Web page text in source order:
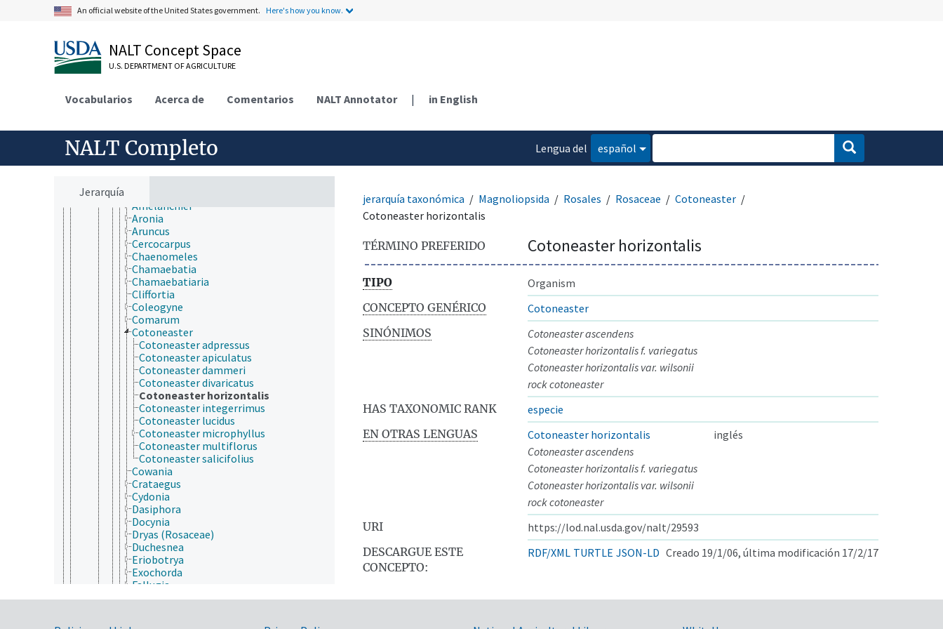
An official website of the United States government. Here's how you know.
NALT Concept Space
U.S. DEPARTMENT OF AGRICULTURE
Vocabularios Acerca de Comentarios NALT Annotator | in English
NALT Completo
Lengua del
español
Jerarquía
Polygalales
Rosales
Barbeyaceae
Elaeagnaceae
Rhamnaceae
Rosaceae
Acaena
Adenostoma
Agrimonia
Amelanchier
Aronia
Aruncus
Cercocarpus
Chaenomeles
Chamaebatia
Chamaebatiaria
Cliffortia
Coleogyne
Comarum
Cotoneaster
Cotoneaster adpressus
Cotoneaster apiculatus
Cotoneaster dammeri
Cotoneaster divaricatus
Cotoneaster horizontalis
Cotoneaster integerrimus
Cotoneaster lucidus
Cotoneaster microphyllus
Cotoneaster multiflorus
Cotoneaster salicifolius
Cowania
Crataegus
Cydonia
Dasiphora
Docynia
Dryas (Rosaceae)
Duchesnea
Eriobotrya
Exochorda
Fallugia
Filipendula
jerarquía taxonómica Magnoliopsida Rosales Rosaceae
Cotoneaster
Cotoneaster horizontalis
TÉRMINO PREFERIDO Cotoneaster horizontalis
TIPO
Organism
CONCEPTO GENÉRICO
Cotoneaster
SINÓNIMOS
Cotoneaster ascendens
Cotoneaster horizontalis f. variegatus
Cotoneaster horizontalis var. wilsonii
rock cotoneaster
HAS TAXONOMIC RANK
especie
EN OTRAS LENGUAS
Cotoneaster horizontalis
inglés
Cotoneaster ascendens
Cotoneaster horizontalis f. variegatus
Cotoneaster horizontalis var. wilsonii
rock cotoneaster
URI
https://lod.nal.usda.gov/nalt/29593
DESCARGUE ESTE
CONCEPTO:
RDF/XML TURTLE JSON-LD Creado 19/1/06, última modificación 17/2/17